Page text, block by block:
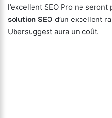
l’excellent SEO Pro ne
solution SEO d’un excellent
Ubersuggest aura un coût.